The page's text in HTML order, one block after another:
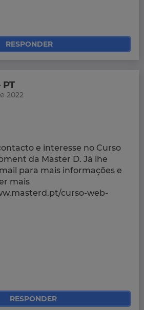
RESPONDER
2022
e interesse no Curso
da Master D. Já lhe
para mais informações e
mais
curso-web-
RESPONDER